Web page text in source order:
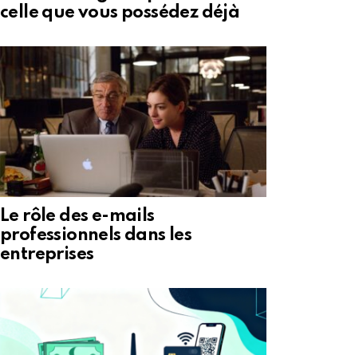
celle que vous possédez déjà
Le rôle des e-mails
professionnels dans les
entreprises